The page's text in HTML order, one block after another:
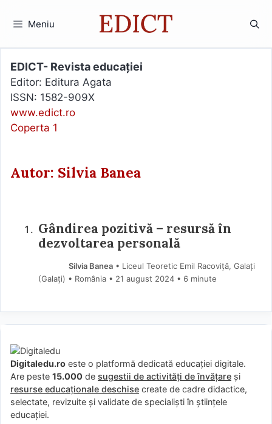
Meniu
EDICT- Revista educației
Editor: Editura Agata
ISSN: 1582-909X
www.edict.ro
Coperta 1
Autor: Silvia Banea
Gândirea pozitivă – resursă în
dezvoltarea personală
Silvia Banea• Liceul Teoretic Emil Racoviță, Galați
(Galaţi) • România
21 august 2024 • 6 minute
Digitaledu.ro este o platformă dedicată educației digitale.
Are peste 15.000 de sugestii de activități de învățare și
resurse educaționale deschise create de cadre didactice,
selectate, revizuite și validate de specialiști în științele
educației.